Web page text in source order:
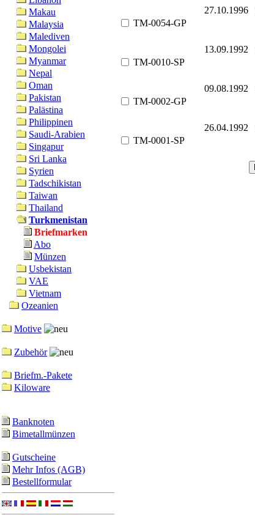
Makau
Malaysia
Malediven
Mongolei
Myanmar
Nepal
Oman
Pakistan
Palästina
Philippinen
Saudi-Arabien
Singapur
Sri Lanka
Syrien
Tadschikistan
Taiwan
Thailand
Turkmenistan
Briefmarken
Abo
Münzen
Usbekistan
VAE
Vietnam
Ozeanien
Motive
Zubehör
Briefm.-Pakete
Kiloware
Banknoten
Bimetallmünzen
Gutscheine
Mehr Infos (AGB)
Bestellformular
TM-0054-GP
27.10.1996
TM-0010-SP
13.09.1992
TM-0002-GP
09.08.1992
TM-0001-SP
26.04.1992